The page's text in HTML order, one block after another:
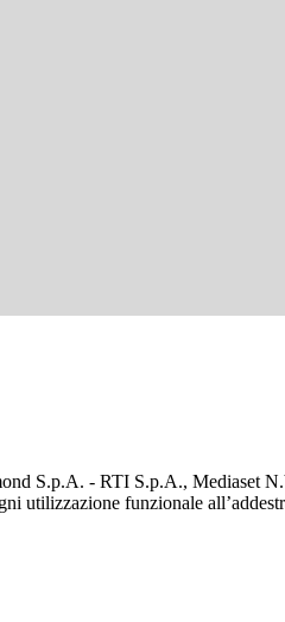
S.p.A. - RTI S.p.A., Mediaset
utilizzazione funzionale